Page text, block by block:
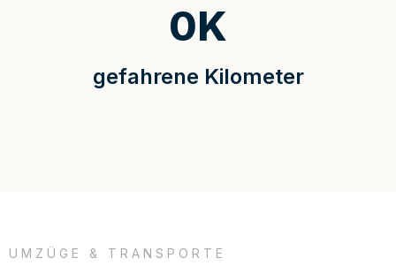
gefahrene Kilometer
0K
UMZÜGE & TRANSPORTE